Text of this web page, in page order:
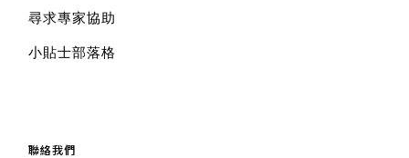
尋求專家協助
小貼士部落格
聯絡我們